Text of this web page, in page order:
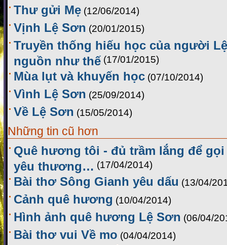
Thư gửi Mẹ (12/06/2014)
Vịnh Lệ Sơn (20/01/2015)
Truyền thống hiếu học của người
nguồn như thế (17/01/2015)
Mùa lụt và khuyến học (07/10/2014)
Vình Lệ Sơn (25/09/2014)
Về Lệ Sơn (15/05/2014)
Những tin cũ hơn
Quê hương tôi - đủ trầm lắng để
yêu thương… (17/04/2014)
Bài thơ Sông Gianh yêu dấu (13/04/
Cảnh quê hương (10/04/2014)
Hình ảnh quê hương Lệ Sơn (06/04/
Bài thơ vui Về mo (04/04/2014)